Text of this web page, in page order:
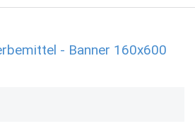
- Banner 160x600